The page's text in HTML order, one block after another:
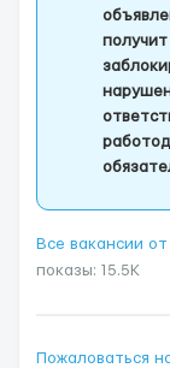
Все вакансии
показы: 15.5K
Пожаловаться